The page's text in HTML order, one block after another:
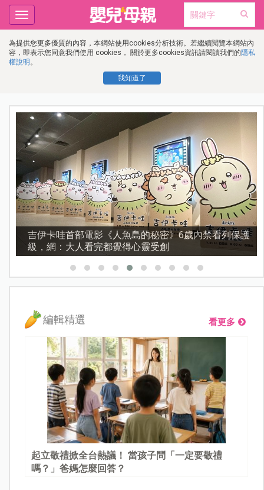
為提供您更多優質的內容，本網站使用cookies分析技術。若繼續閱覽本網站內
容，即表示您同意我們使用 cookies， 關於更多cookies資訊請閱讀我們的隱私
權說明 。
我知道了
Toggle
navigation
資優教育15問！師鐸獎名師陳宥妤：資優教育的核心，
不是成績而是讀懂孩子的心理準備度
編輯精選 看更多
起立敬禮掀全台熱議！ 當孩子問「一定要敬禮
嗎？」爸媽怎麼回答？